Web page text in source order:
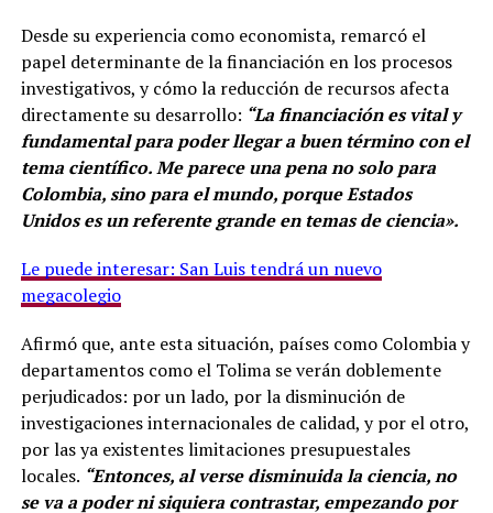
Desde su experiencia como economista, remarcó el
papel determinante de la financiación en los procesos
investigativos, y cómo la reducción de recursos afecta
directamente su desarrollo: “La financiación es vital y
fundamental para poder llegar a buen término con el
tema científico. Me parece una pena no solo para
Colombia, sino para el mundo, porque Estados
Unidos es un referente grande en temas de ciencia».
Le puede interesar: San Luis tendrá un nuevo
megacolegio
Afirmó que, ante esta situación, países como Colombia y
departamentos como el Tolima se verán doblemente
perjudicados: por un lado, por la disminución de
investigaciones internacionales de calidad, y por el otro,
por las ya existentes limitaciones presupuestales
locales. “Entonces, al verse disminuida la ciencia, no
se va a poder ni siquiera contrastar, empezando por